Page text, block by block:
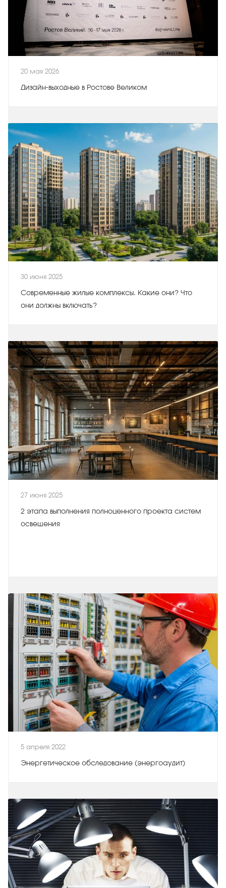
20 мая 2026
Дизайн-выходные в Ростове Великом
30 июня 2025
Современные жилые комплексы. Какие они? Что
они должны включать?
27 июня 2025
2 этапа выполнения полноценного проекта систем
освещения
5 апреля 2022
Энергетическое обследование (энергоаудит)